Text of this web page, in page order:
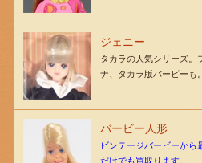
ジェニー
タカラの人気シリーズ。
ナ、タカラ版バービーも。
バービー人形
ビンテージバービーか
だけでも買取ります。